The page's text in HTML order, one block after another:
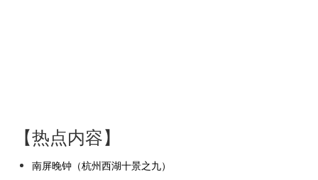
【热点内容】
南屏晚钟（杭州西湖十景之九）